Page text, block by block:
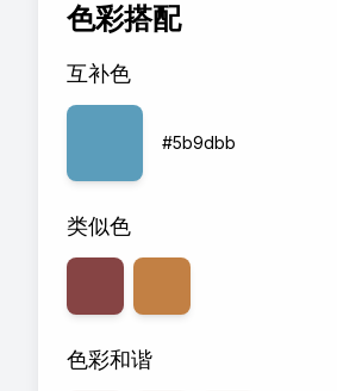
色彩搭配
互补色
#5b9dbb
类似色
色彩和谐